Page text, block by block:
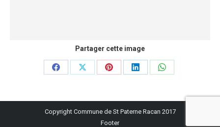
Partager cette image
Partager
Facebook
Partager
X
Partager
Pinterest
Partager
LinkedIn
Partager
WhatsApp
Copyright Commune de St Paterne Racan 2017
Footer